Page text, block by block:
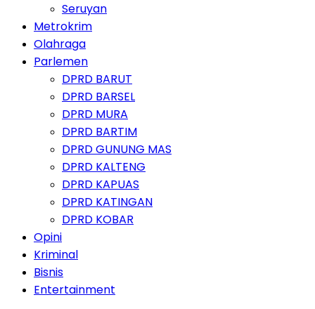
Seruyan
Metrokrim
Olahraga
Parlemen
DPRD BARUT
DPRD BARSEL
DPRD MURA
DPRD BARTIM
DPRD GUNUNG MAS
DPRD KALTENG
DPRD KAPUAS
DPRD KATINGAN
DPRD KOBAR
Opini
Kriminal
Bisnis
Entertainment